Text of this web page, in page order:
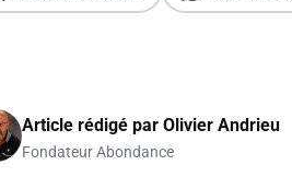
Article rédigé par Olivier Andrieu
Fondateur Abondance